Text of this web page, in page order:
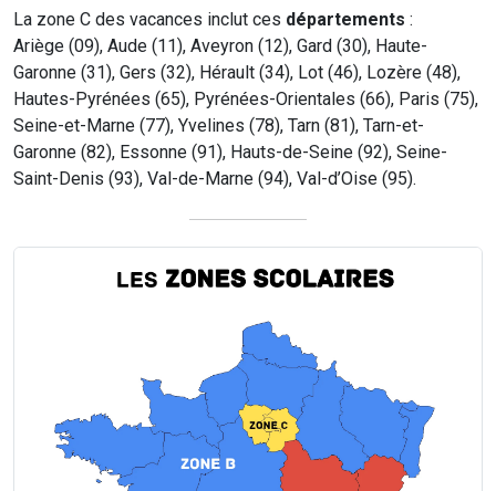
La zone C des vacances inclut ces départements :
Ariège (09), Aude (11), Aveyron (12), Gard (30), Haute-
Garonne (31), Gers (32), Hérault (34), Lot (46), Lozère (48),
Hautes-Pyrénées (65), Pyrénées-Orientales (66), Paris (75),
Seine-et-Marne (77), Yvelines (78), Tarn (81), Tarn-et-
Garonne (82), Essonne (91), Hauts-de-Seine (92), Seine-
Saint-Denis (93), Val-de-Marne (94), Val-d’Oise (95).